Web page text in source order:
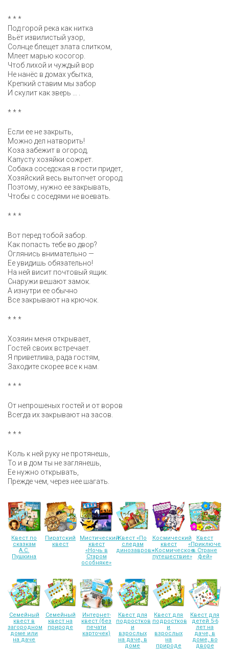
* * *
Под горой река как нитка
Вьёт извилистый узор,
Солнце блещет злата слитком,
Млеет марью косогор.
Чтоб лихой и чуждый вор
Не нанёс в домах убытка,
Крепкий ставим мы забор
И скулит как зверь … .
* * *
Если ее не закрыть,
Можно дел натворить!
Коза забежит в огород,
Капусту хозяйки сожрет.
Собака соседская в гости придет,
Хозяйский весь вытопчет огород.
Поэтому, нужно ее закрывать,
Чтобы с соседями не воевать.
* * *
Вот перед тобой забор.
Как попасть тебе во двор?
Оглянись внимательно —
Ее увидишь обязательно!
На ней висит почтовый ящик.
Снаружи вешают замок.
А изнутри ее обычно
Все закрывают на крючок.
* * *
Хозяин меня открывает,
Гостей своих встречает.
Я приветлива, рада гостям,
Заходите скорее все к нам.
* * *
От непрошеных гостей и от воров
Всегда их закрывают на засов.
* * *
Коль к ней руку не протянешь,
То и в дом ты не заглянешь,
Ее нужно открывать,
Прежде чем, через нее шагать.
Квест по
сказкам
А.С.
Пушкина
Пиратский
квест
Мистический
квест
«Ночь в
Старом
особняке»
Квест «По
следам
динозавров»
Космический
квест
«Космическое
путешествие»
Квест
в Стране
фей»
Семейный
квест в
загородном
доме или
на даче
Семейный
квест на
природе
Интернет-
квест (без
печати
карточек)
Квест для
подростков
и
взрослых
на даче, в
доме
Квест для
подростков
и
взрослых
на
природе
Квест для
детей 5-6
лет на
даче, в
доме, во
дворе